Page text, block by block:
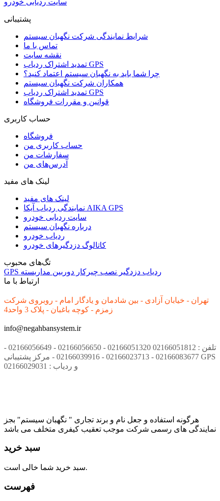
پشتیبانی
شرایط نمایندگی شرکت نگهبان سیستم
تماس با ما
نقشه سایت
تمدید اشتراک ردیاب GPS
چرا شما باید به نگهبان سیستم اعتماد کنید؟
همکاران شرکت نگهبان سیستم
تمدید اشتراک ردیاب GPS
قوانین و مقررات فروشگاه
حساب کاربری
فروشگاه
حساب کاربری من
سفارشات من
آدرس‌های من
لینک های مفید
لینک های مفید
نمایندگی ردیاب آیکا AIKA GPS
سایت ردیابی خودرو
درباره نگهبان سیستم
ردیاب خودرو
کاتالوگ دزدگیرهای خودرو
تگ‌های محبوب
GPS
ردیاب دزدگیر نصب چیرکار دوربین مداربسته
ارتباط با ما
تهران - خیابان آزادی - بین شادمان و یادگار امام - روبروی شرکت
زمزم - کوچه باغبان - پلاک 3 واحد4
info@negahbansystem.ir
تلفن : 02166051812 02166051320 - 02166056650 - 02166056649 -
02166083677 - 02166023713 - 02166039916 - مرکز پشتیبانی GPS
و ردیاب : 02166029031
هرگونه استفاده و جعل نام و برند تجاری " نگهبان سیستم" بجز
نمایندگی های رسمی شرکت موجب تعقیب کیفری متخلف می باشد
سبد خرید
سبد خرید شما خالی است.
فهرست